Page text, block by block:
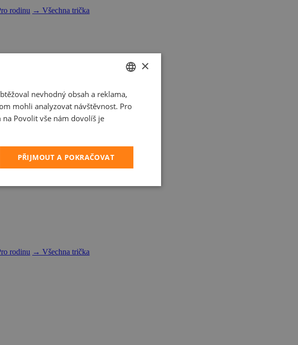
rodinu → Všechna trička
rodinu → Všechna trička
CZECH
SLOVAK
×
nevhodný obsah a reklama,
mohli analyzovat návštěvnost. Pro
Povolit vše nám dovolíš je
PŘIJMOUT A POKRAČOVAT